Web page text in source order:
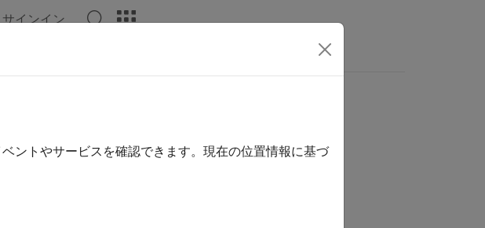
サインイン
ントやサービスを確認できます。現在の位置情報に基づ